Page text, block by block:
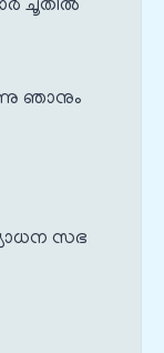
ചൂതില്‍
ഞാനും
സഭ